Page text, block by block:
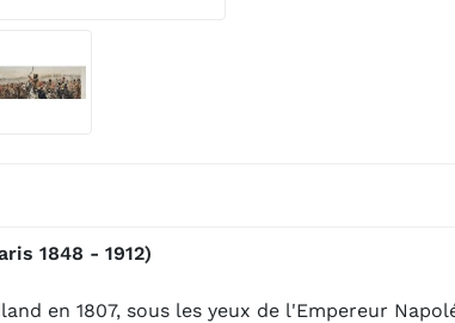
1848 - 1912)
en 1807, sous les yeux de l'Empereur